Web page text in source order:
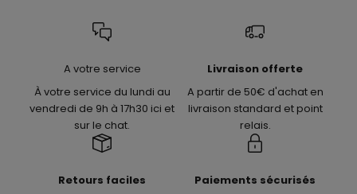
A votre service
À votre service du lundi au
vendredi de 9h à 17h30 ici et
sur le chat.
Livraison offerte
A partir de 50€ d'achat en
livraison standard et point
relais.
Retours faciles
Paiements sécurisés